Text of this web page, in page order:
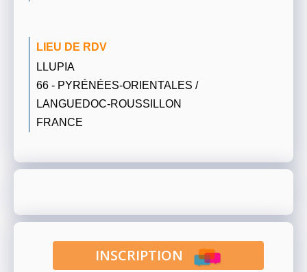
LIEU DE RDV
LLUPIA
66 - PYRÉNÉES-ORIENTALES /
LANGUEDOC-ROUSSILLON
FRANCE
INSCRIPTION